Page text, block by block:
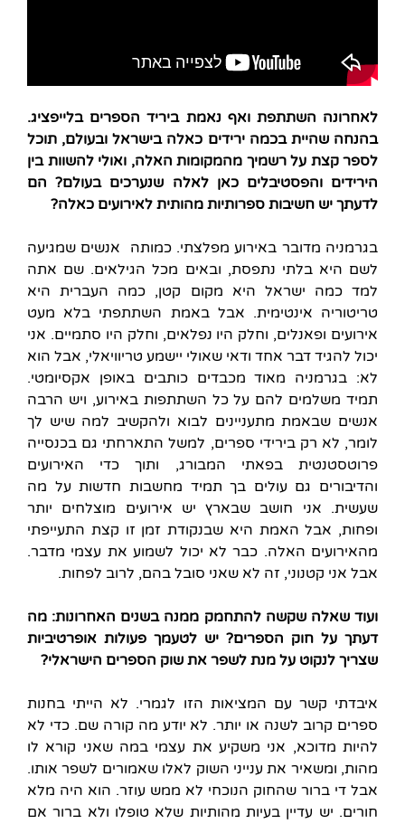
לאחרונה השתתפת ואף נאמת ביריד הספרים בלייפציג.
בהנחה שהיית בכמה ירידים כאלה בישראל ובעולם, תוכל
לספר קצת על רשמיך מהמקומות האלה, ואולי להשוות בין
הירידים והפסטיבלים כאן לאלה שנערכים בעולם? הם
לדעתך יש חשיבות ספרותיות מהותית לאירועים כאלה?
בגרמניה מדובר באירוע מפלצתי. כמותה אנשים שמגיעה
לשם היא בלתי נתפסת, ובאים מכל הגילאים. שם אתה
למד כמה ישראל היא מקום קטן, כמה העברית היא
טריטוריה אינטימית. אבל באמת השתתפתי בלא מעט
אירועים ופאנלים, וחלק היו נפלאים, וחלק היו סתמיים. אני
יכול להגיד דבר אחד ודאי שאולי יישמע טריוויאלי, אבל הוא
לא: בגרמניה מאוד מכבדים כותבים באופן אקסיומטי.
תמיד משלמים להם על כל השתתפות באירוע, ויש הרבה
אנשים שבאמת מתעניינים לבוא ולהקשיב למה שיש לך
לומר, לא רק בירידי ספרים, למשל התארחתי גם בכנסייה
פרוטסטנטית בפאתי המבורג, ותוך כדי האירועים
והדיבורים גם עולים בך תמיד מחשבות חדשות על מה
שעשית. אני חושב שבארץ יש אירועים מוצלחים יותר
ופחות, אבל האמת היא שבנקודת זמן זו קצת התעייפתי
מהאירועים האלה. כבר לא יכול לשמוע את עצמי מדבר.
אבל אני קטנוני, זה לא שאני סובל בהם, לרוב לפחות.
ועוד שאלה שקשה להתחמק ממנה בשנים האחרונות: מה
דעתך על חוק הספרים? יש לטעמך פעולות אופרטיביות
שצריך לנקוט על מנת לשפר את שוק הספרים הישראלי?
איבדתי קשר עם המציאות הזו לגמרי. לא הייתי בחנות
ספרים קרוב לשנה או יותר. לא יודע מה קורה שם. כדי לא
להיות מדוכא, אני משקיע את עצמי במה שאני קורא לו
מהות, ומשאיר את ענייני השוק לאלו שאמורים לשפר אותו.
אבל די ברור שהחוק הנוכחי לא ממש עוזר. הוא היה מלא
חורים. יש עדיין בעיות מהותיות שלא טופלו ולא ברור אם